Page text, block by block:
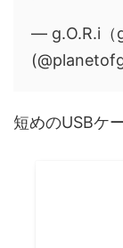
— g.O.R.i（
短めのUSBケ